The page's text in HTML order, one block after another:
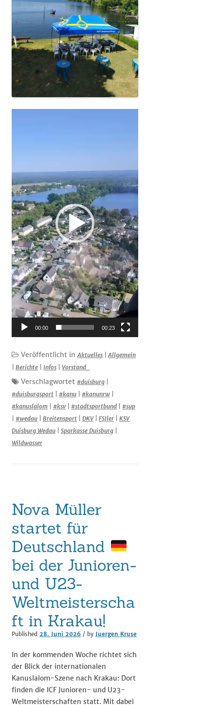
00:00 00:23
Veröffentlicht inAktuelles |Allgemein
Berichte Infos Vorstand_
Verschlagwortet #duisburg
#duisburgsport
#kanu #kanunrw
#kanuslalom
#ksv #stadtsportbund
#sup
#wedau Breitensport DKV| FSJler
KSV
Duisburg Wedau
Sparkasse Duisburg
Wildwasser
Nova Müller
startet für
Deutschland
bei der Junioren-
und U23-
Weltmeisterscha
ft in Krakau!
Published 28. Juni 2026 / by Juergen Kruse
In der kommenden Woche richtet sich
der Blick der internationalen
Kanuslalom-Szene nach Krakau: Dort
finden die ICF Junioren- und U23-
Weltmeisterschaften statt. Mit dabei